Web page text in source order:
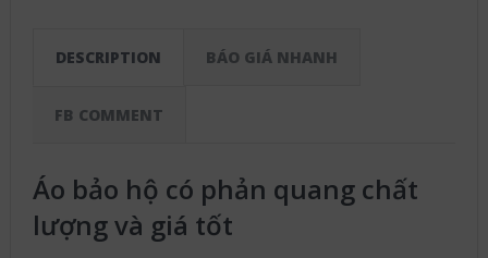
DESCRIPTION BÁO GIÁ NHANH
FB COMMENT
Áo bảo hộ có phản quang chất
lượng và giá tốt